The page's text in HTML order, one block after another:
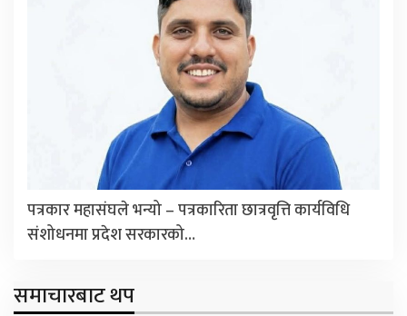
पत्रकार महासंघले भन्यो – पत्रकारिता छात्रवृत्ति कार्यविधि
संशोधनमा प्रदेश सरकारको…
समाचारबाट थप